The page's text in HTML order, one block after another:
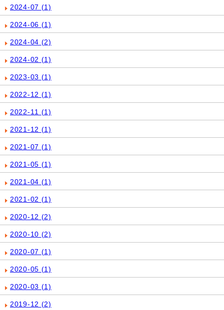
2024-07 (1)
2024-06 (1)
2024-04 (2)
2024-02 (1)
2023-03 (1)
2022-12 (1)
2022-11 (1)
2021-12 (1)
2021-07 (1)
2021-05 (1)
2021-04 (1)
2021-02 (1)
2020-12 (2)
2020-10 (2)
2020-07 (1)
2020-05 (1)
2020-03 (1)
2019-12 (2)